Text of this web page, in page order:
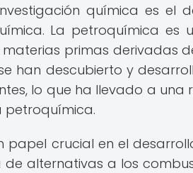
química es el
La petroquímica es
primas derivadas
han descubierto y
lo que ha llevado a una
petroquímica.
papel crucial en el
alternativas a los